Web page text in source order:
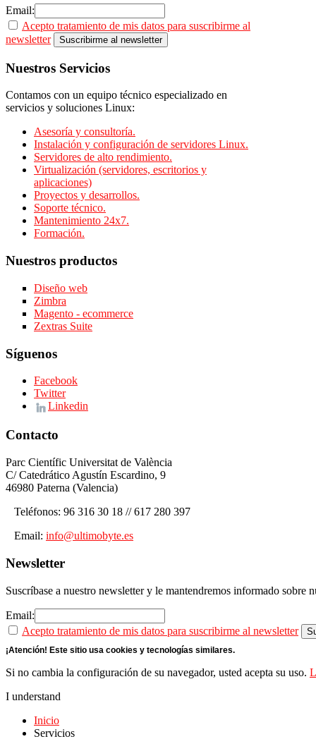
Email:
Acepto tratamiento de mis datos para suscribirme al
newsletter
Nuestros Servicios
Contamos con un equipo técnico especializado en
servicios y soluciones Linux:
Asesoría y consultoría.
Instalación y configuración de servidores Linux.
Servidores de alto rendimiento.
Virtualización (servidores, escritorios y
aplicaciones)
Proyectos y desarrollos.
Soporte técnico.
Mantenimiento 24x7.
Formación.
Nuestros productos
Diseño web
Zimbra
Magento - ecommerce
Zextras Suite
Síguenos
Facebook
Twitter
Linkedin
Contacto
Parc Científic Universitat de València
C/ Catedrático Agustín Escardino, 9
46980 Paterna (Valencia)
Teléfonos: 96 316 30 18 // 617 280 397
Email: info@ultimobyte.es
Newsletter
Suscríbase a nuestro newsletter y le mantendremos informado sobre
Email:
Acepto tratamiento de mis datos para suscribirme al newsletter
¡Atención! Este sitio usa cookies y tecnologías similares.
Si no cambia la configuración de su navegador, usted acepta su uso.
I understand
Inicio
Servicios